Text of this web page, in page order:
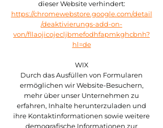
dieser Website verhindert:
https://chromewebstore.google.com/detail
/deaktivierungs-add-on-
von/fllaojicojecljbmefodhfapmkghcbnh?
hl=de
WIX
Durch das Ausfüllen von Formularen
ermöglichen wir Website-Besuchern,
mehr über unser Unternehmen zu
erfahren, Inhalte herunterzuladen und
ihre Kontaktinformationen sowie weitere
demografische Informationen zur